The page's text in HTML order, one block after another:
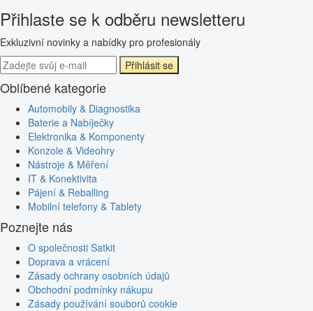
Přihlaste se k odběru newsletteru
Exkluzivní novinky a nabídky pro profesionály
Přihlásit se
Oblíbené kategorie
Automobily & Diagnostika
Baterie a Nabíječky
Elektronika & Komponenty
Konzole & Videohry
Nástroje & Měření
IT & Konektivita
Pájení & Reballing
Mobilní telefony & Tablety
Poznejte nás
O společnosti Satkit
Doprava a vrácení
Zásady ochrany osobních údajů
Obchodní podmínky nákupu
Zásady používání souborů cookie